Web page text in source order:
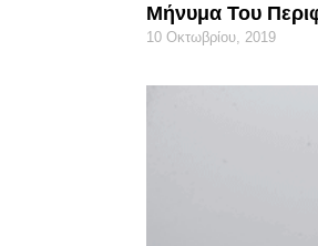
Μήνυμα Του
10 Οκτωβρίου, 2019